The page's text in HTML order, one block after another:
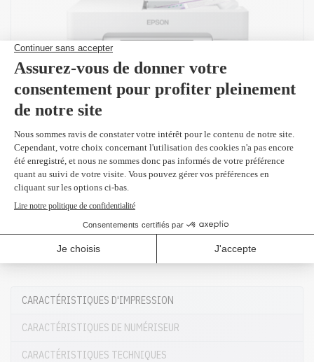
CARACTÉRISTIQUES D'IMPRESSION
CARACTÉRISTIQUES DE NUMÉRISEUR
CARACTÉRISTIQUES TECHNIQUES